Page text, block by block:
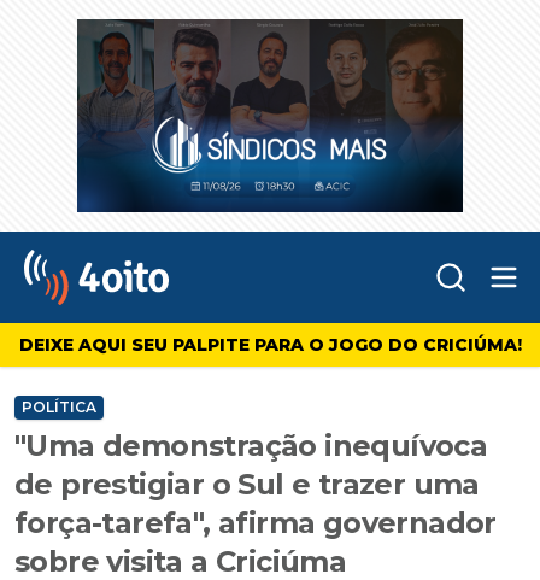
4oito
DEIXE AQUI SEU PALPITE PARA O JOGO DO CRICIÚMA!
POLÍTICA
"Uma demonstração inequívoca
de prestigiar o Sul e trazer uma
força-tarefa", afirma governador
sobre visita a Criciúma